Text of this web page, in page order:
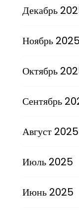
Декабрь
Ноябрь 2025
Октябрь
Сентябрь
Август 2025
Июль 2025
Июнь 2025